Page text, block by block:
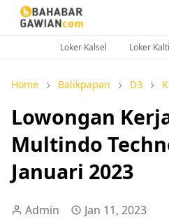
Loker Kalsel Loker
Home Balikpapan D3
Lowongan
Multindo
Januari 2023
Admin Jan 11, 2023